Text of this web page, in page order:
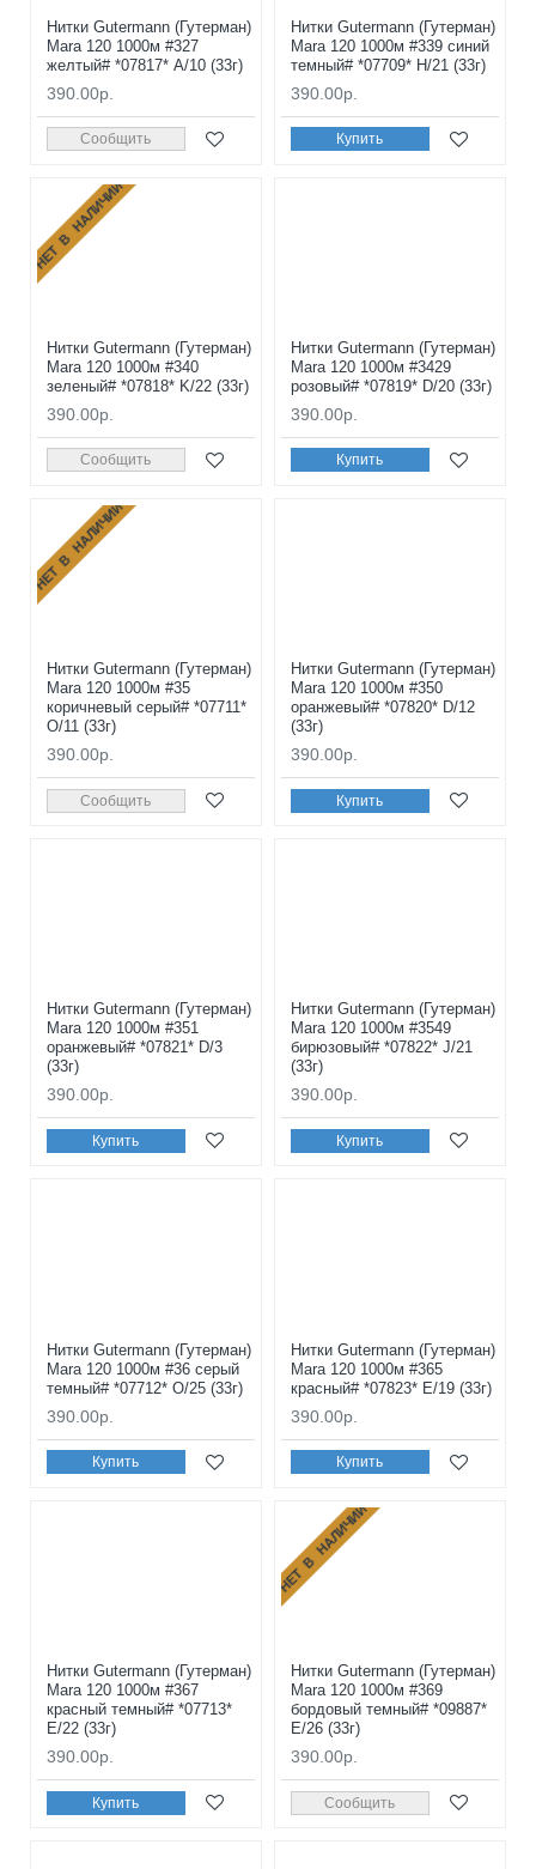
Нитки Gutermann (Гутерман)
Mara 120 1000м #327
желтый# *07817* A/10 (33г)
390.00р.
Сообщить
Нитки Gutermann (Гутерман)
Mara 120 1000м #339 синий
темный# *07709* H/21 (33г)
390.00р.
Купить
НЕТ В НАЛИЧИИ
Нитки Gutermann (Гутерман)
Mara 120 1000м #340
зеленый# *07818* K/22 (33г)
390.00р.
Сообщить
Нитки Gutermann (Гутерман)
Mara 120 1000м #3429
розовый# *07819* D/20 (33г)
390.00р.
Купить
НЕТ В НАЛИЧИИ
Нитки Gutermann (Гутерман)
Mara 120 1000м #35
коричневый серый# *07711*
O/11 (33г)
390.00р.
Сообщить
Нитки Gutermann (Гутерман)
Mara 120 1000м #350
оранжевый# *07820* D/12
(33г)
390.00р.
Купить
Нитки Gutermann (Гутерман)
Mara 120 1000м #351
оранжевый# *07821* D/3
(33г)
390.00р.
Купить
Нитки Gutermann (Гутерман)
Mara 120 1000м #3549
бирюзовый# *07822* J/21
(33г)
390.00р.
Купить
Нитки Gutermann (Гутерман)
Mara 120 1000м #36 серый
темный# *07712* O/25 (33г)
390.00р.
Купить
Нитки Gutermann (Гутерман)
Mara 120 1000м #365
красный# *07823* E/19 (33г)
390.00р.
Купить
Нитки Gutermann (Гутерман)
Mara 120 1000м #367
красный темный# *07713*
E/22 (33г)
390.00р.
Купить
НЕТ В НАЛИЧИИ
Нитки Gutermann (Гутерман)
Mara 120 1000м #369
бордовый темный# *09887*
E/26 (33г)
390.00р.
Сообщить